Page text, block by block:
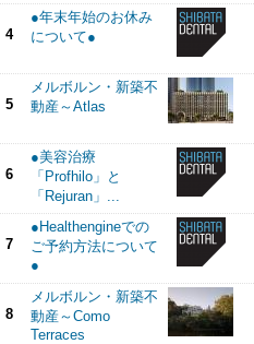
4
●年末年始のお休み
について●
5
メルボルン・新築不
動産～Atlas
6
●美容治療
「Profhilo」と
「Rejuran」...
7
●Healthengineでの
ご予約方法について
●
8
メルボルン・新築不
動産～Como
Terraces